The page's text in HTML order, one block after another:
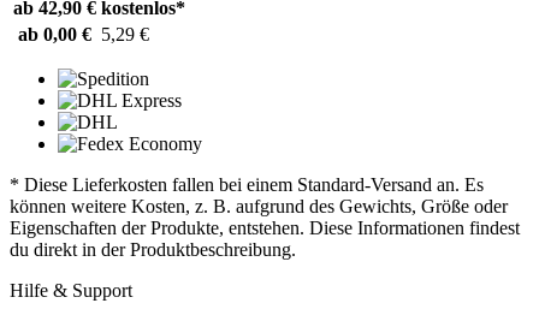
ab 42,90 € kostenlos*
ab 0,00 € 5,29 €
* Diese Lieferkosten fallen bei einem Standard-Versand an. Es
können weitere Kosten, z. B. aufgrund des Gewichts, Größe oder
Eigenschaften der Produkte, entstehen. Diese Informationen findest
du direkt in der Produktbeschreibung.
Hilfe & Support